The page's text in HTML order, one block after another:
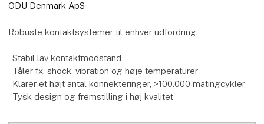
ODU Denmark ApS
Robuste kontaktsystemer til enhver udfordring.
- Stabil lav kontaktmodstand
- Tåler fx. shock, vibration og høje temperaturer
- Klarer et højt antal konnekteringer, >100.000 matingcykler
- Tysk design og fremstilling i høj kvalitet